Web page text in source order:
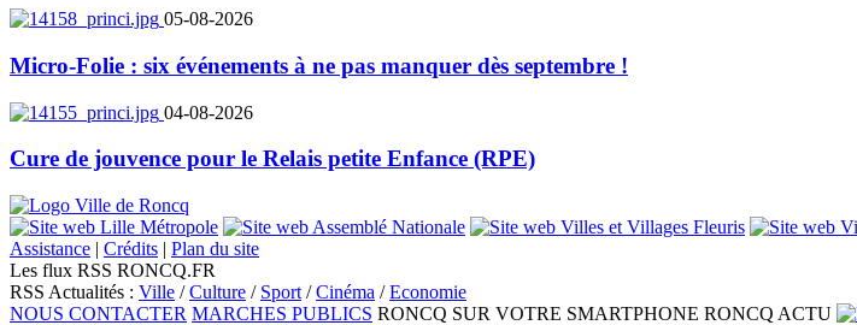
05-08-2026
Micro-Folie : six événements à ne pas manquer dès septembre !
04-08-2026
Cure de jouvence pour le Relais petite Enfance (RPE)
Assistance | Crédits | Plan du site
Les flux RSS RONCQ.FR
RSS Actualités : Ville /Culture / Sport /Cinéma /Economie
NOUS CONTACTER MARCHES PUBLICS RONCQ SUR VOTRE SMARTPHONE RONCQ ACTU